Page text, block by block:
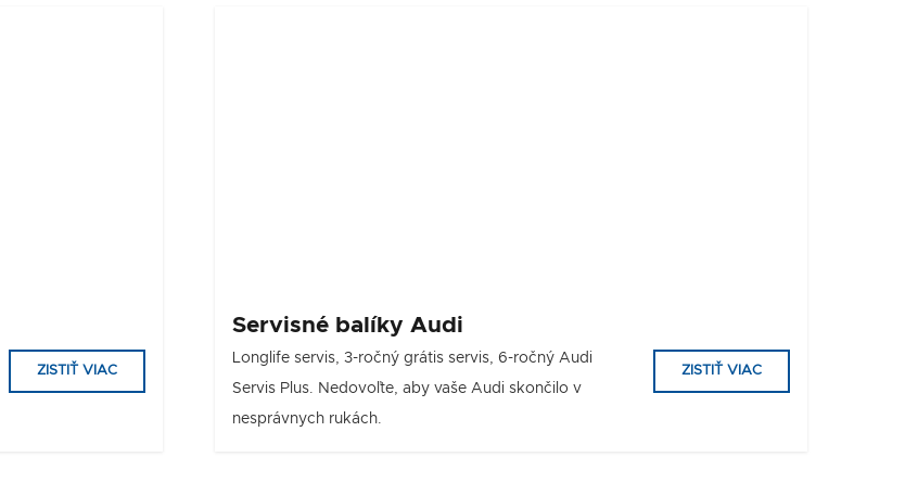
ZISTIŤ VIAC
Servisné balíky Audi
Longlife servis, 3-ročný grátis servis, 6-ročný Audi
Servis Plus. Nedovoľte, aby vaše Audi skončilo v
nesprávnych rukách.
ZISTIŤ VIAC